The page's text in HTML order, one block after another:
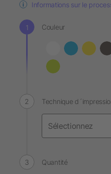
Informations sur le
Couleur
Technique
Quantité